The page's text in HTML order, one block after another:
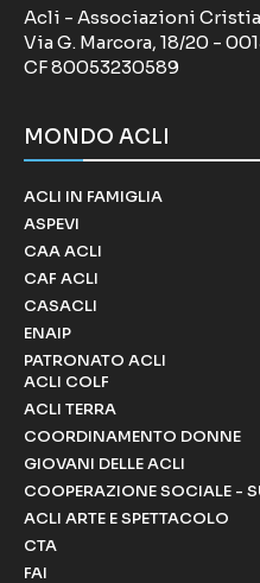
Acli - Associazioni
Via G. Marcora, 18/20 -
CF 80053230589
MONDO ACLI
ACLI IN FAMIGLIA
ASPEVI
CAA ACLI
CAF ACLI
CASACLI
ENAIP
PATRONATO ACLI
ACLI COLF
ACLI TERRA
COORDINAMENTO DONNE
GIOVANI DELLE ACLI
COOPERAZIONE SOCIALE -
ACLI ARTE E SPETTACOLO
CTA
FAI